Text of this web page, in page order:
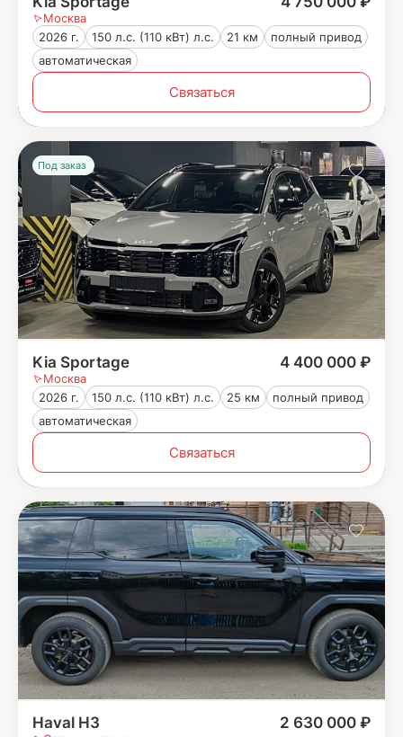
Москва
2026 г.
150 л.с. (110 кВт) л.с. 21 км
полный привод
автоматическая
Связаться
Под заказ
Kia Sportage 4 400 000 ₽
Москва
2026 г.
150 л.с. (110 кВт) л.с. 25 км
полный привод
автоматическая
Связаться
Haval H3 2 630 000 ₽